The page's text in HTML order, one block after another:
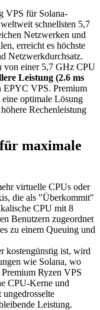
VPS für Solana-
schnellsten 5,7
Netzwerken und
erreicht es höchste
Netzwerkdurchsatz.
von einer 5,7 GHz CPU
Leistung (2.6 ms
EPYC VPS. Premium
optimale Lösung
Rechenleistung
maximale
virtuelle CPUs oder
die als "Überkommit"
CPU mit 8
Benutzern zugeordnet
zu einem Queuing und
kostengünstig ist, wird
wie Solana, wo
Ryzen VPS
CPU-Kerne und
Leistung.